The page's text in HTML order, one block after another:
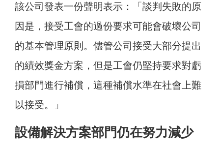
該公司發表一份聲明表示：「談判失敗的原
因是，接受工會的過份要求可能會破壞公司
的基本管理原則。儘管公司接受大部分提出
的績效獎金方案，但是工會仍堅持要求對虧
損部門進行補償，這種補償水準在社會上難
以接受。」
設備解決方案部門仍在努力減少